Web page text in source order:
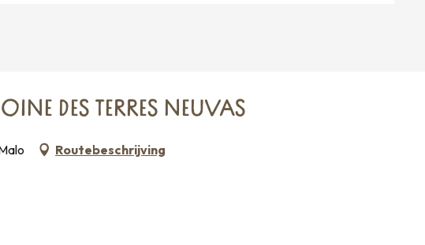
DES TERRES NEUVAS
Routebeschrijving